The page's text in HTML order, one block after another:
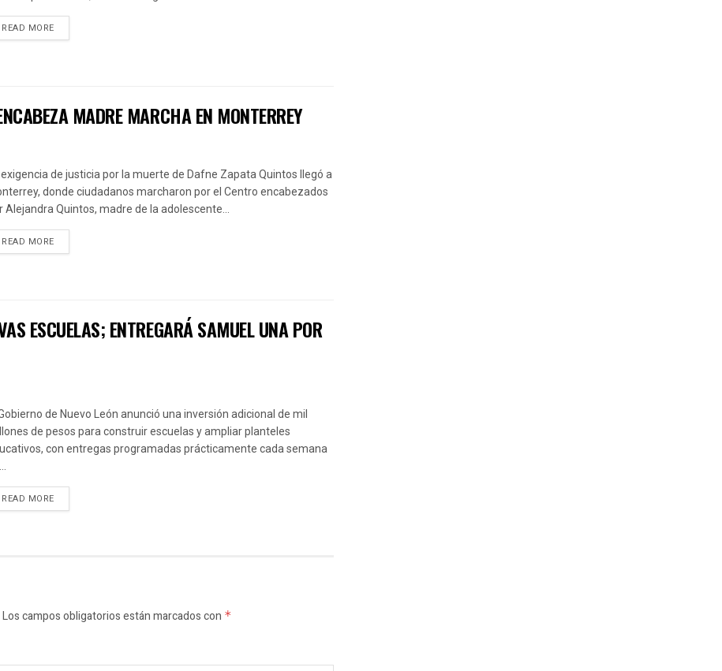
READ MORE
MADRE MARCHA EN MONTERREY
exigencia de justicia por la muerte de Dafne Zapata Quintos llegó a
donde ciudadanos marcharon por el Centro encabezados
Alejandra Quintos, madre de la adolescente...
READ MORE
ESCUELAS; ENTREGARÁ SAMUEL UNA POR
de Nuevo León anunció una inversión adicional de mil
de pesos para construir escuelas y ampliar planteles
con entregas programadas prácticamente cada semana
READ MORE
Los campos obligatorios están marcados con *